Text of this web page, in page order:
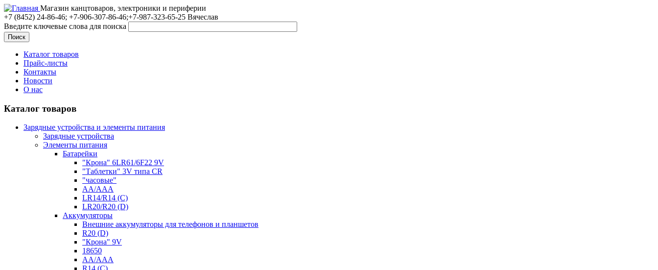
Магазин канцтоваров, электроники и периферии
+7 (8452) 24-86-46; +7-906-307-86-46;+7-987-323-65-25 Вячеслав
Введите ключевые слова для поиска
Каталог товаров
Прайс-листы
Контакты
Новости
О нас
Каталог товаров
Зарядные устройства и элементы питания
Зарядные устройства
Элементы питания
Батарейки
"Крона" 6LR61/6F22 9V
"Таблетки" 3V типа CR
"часовые"
AA/AAA
LR14/R14 (C)
LR20/R20 (D)
Аккумуляторы
Внешние аккумуляторы для телефонов и планшетов
R20 (D)
"Крона" 9V
18650
AA/AAA